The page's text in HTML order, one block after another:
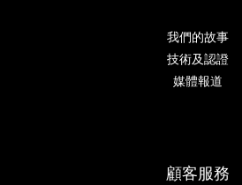
我們的故事
技術及認證
媒體報道
顧客服務